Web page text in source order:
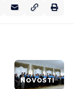
NOVOSTI